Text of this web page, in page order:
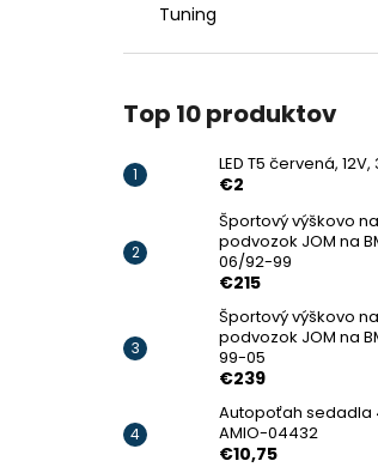
Tuning
Top 10 produktov
LED T5 červená, 12V,
€2
Športový výškovo
podvozok JOM na
06/92-99
€215
Športový výškovo
podvozok JOM na
99-05
€239
Autopoťah sedadla
AMIO-04432
€10,75